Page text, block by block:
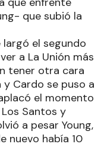
que subió la
largó el segundo
a La Unión más
tener otra cara
y Cardo se puso a
el momento
Santos y
a pesar Young,
nuevo había 10